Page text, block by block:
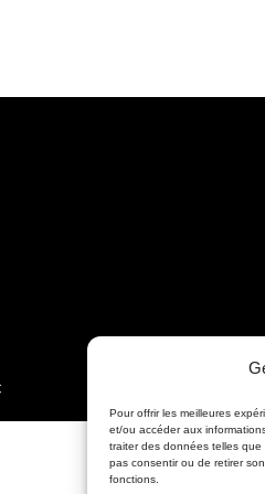
Pour offrir les meilleures
et/ou accéder aux
traiter des données telles
pas consentir ou de retirer
fonctions.